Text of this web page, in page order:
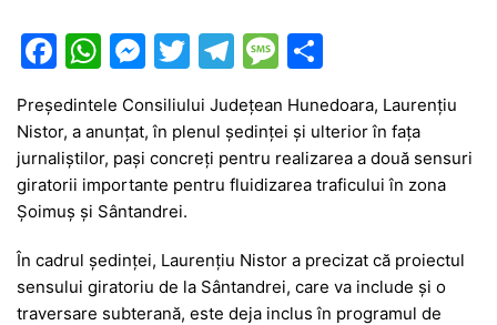
F
a
c
e
b
o
o
k
W
at
s
A
p
p
M
e
s
s
e
n
g
er
T
w
itt
er
T
e
gr
a
M
s
s
a
e
ta
je
a
ă
Președintele Consiliului Județean Hunedoara, Laurențiu
Nistor, a anunțat, în plenul ședinței și ulterior în fața
jurnaliștilor, pași concreți pentru realizarea a două sensuri
giratorii importante pentru fluidizarea traficului în zona
Șoimuș și Sântandrei.
În cadrul ședinței, Laurențiu Nistor a precizat că proiectul
sensului giratoriu de la Sântandrei, care va include și o
traversare subterană, este deja inclus în programul de